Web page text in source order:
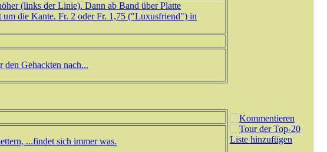
(links der Linie). Dann ab Band über Platte
um die Kante. Fr. 2 oder Fr. 1,75 ("Luxusfriend") in
Gehackten nach...
...findet sich immer was.